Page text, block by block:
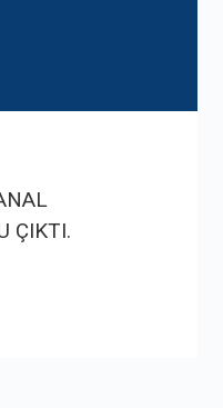
ÇIKTI.